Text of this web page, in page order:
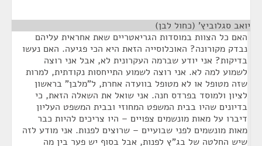
יואב סגלוביץ' (כחול לבן)
האם כל הצוות במוסדות הגריאטריים שאת אחראית עליהם
נבדק מקורונה? האוכלוסייה הזאת היא הכי פגיעה. האם נעשו
בדיקות? אני יודע שברמה העקרונית לא, אבל אני רוצה
לשמוע למה לא. אני רוצה לשמוע התייחסות נקודתית, למרות
שזה מטופל או לא מטופל בוועדה אחרת, ל"מלבן" בראשון
לציון ולמוסד בפרדס חנה. אני שואל את השאלה הזאת, כי
בדיונים שהיו בבית המשפט המחוזי ובבית המשפט העליון
דיברו על מאות מונשמים צפויים – היו צריכים להיות כבר
מאות מונשמים לפני שבועיים – שרוצים לפנות. אני מודע לזה
שיש החלטה של בג"ץ לפנות, אבל בסוף יש פער בין מה